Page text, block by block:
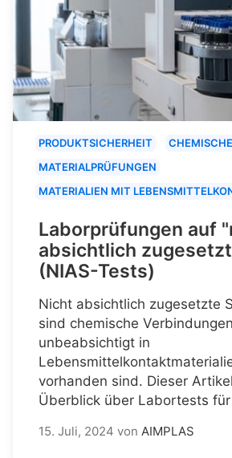
PRODUKTSICHERHEIT
MATERIALPRÜFUNGEN
MATERIALIEN MIT
Laborprüfungen auf
absichtlich
(NIAS-Tests)
Nicht absichtlich zugesetzte
sind chemische
unbeabsichtigt in
vorhanden sind. Dieser
Überblick über Labortests für
15. Juli, 2024 von AIMPLAS